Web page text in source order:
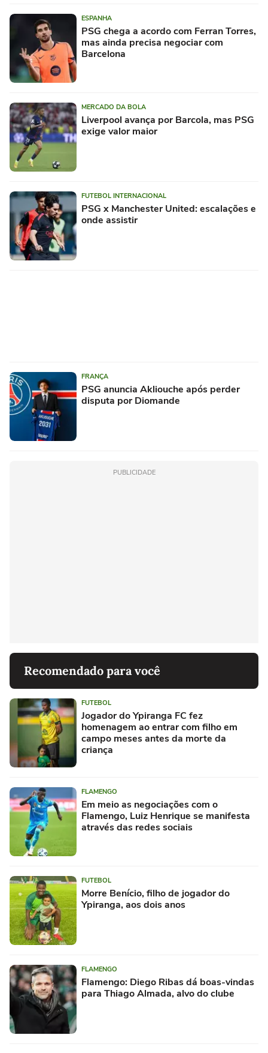
ESPANHA
PSG chega a acordo com Ferran Torres,
mas ainda precisa negociar com
Barcelona
MERCADO DA BOLA
Liverpool avança por Barcola, mas PSG
exige valor maior
FUTEBOL INTERNACIONAL
PSG x Manchester United: escalações e
onde assistir
FRANÇA
PSG anuncia Akliouche após perder
disputa por Diomande
PUBLICIDADE
Recomendado para você
FUTEBOL
Jogador do Ypiranga FC fez
homenagem ao entrar com filho em
campo meses antes da morte da
criança
FLAMENGO
Em meio as negociações com o
Flamengo, Luiz Henrique se manifesta
através das redes sociais
FUTEBOL
Morre Benício, filho de jogador do
Ypiranga, aos dois anos
FLAMENGO
Flamengo: Diego Ribas dá boas-vindas
para Thiago Almada, alvo do clube